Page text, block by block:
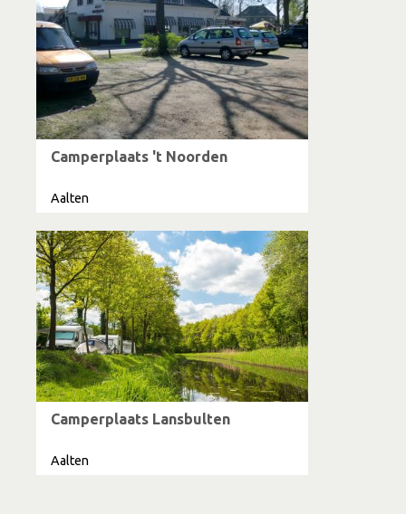
Camperplaats 't Noorden
Aalten
Camperplaats Lansbulten
Aalten